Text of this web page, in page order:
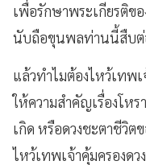
เพื่อรักษาพระเกียรติขอ
นับถือขุนพลท่านนี้สืบต่
แล้วทำไมต้องไหว้เทพเ
ให้ความสำคัญเรื่องโห
เกิด หรือดวงชะตาชีวิ
ไหว้เทพเจ้าคุ้มครองด